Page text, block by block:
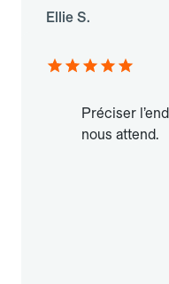
Ellie S.
Préciser
nous attend.